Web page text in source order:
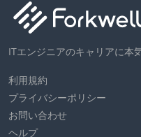
ITエンジニアのキャリアに本
利用規約
プライバシーポリシー
お問い合わせ
ヘルプ